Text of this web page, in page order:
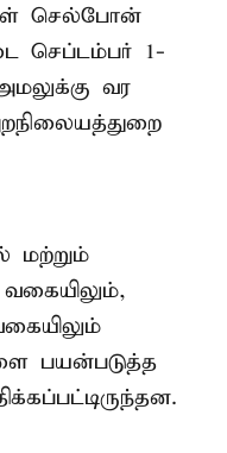
செல்போன்
செப்டம்பர் 1-
வர
மற்றும்
பயன்படுத்த